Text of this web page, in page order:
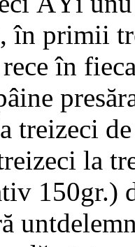
în primii
în
treizeci
la
150gr.)